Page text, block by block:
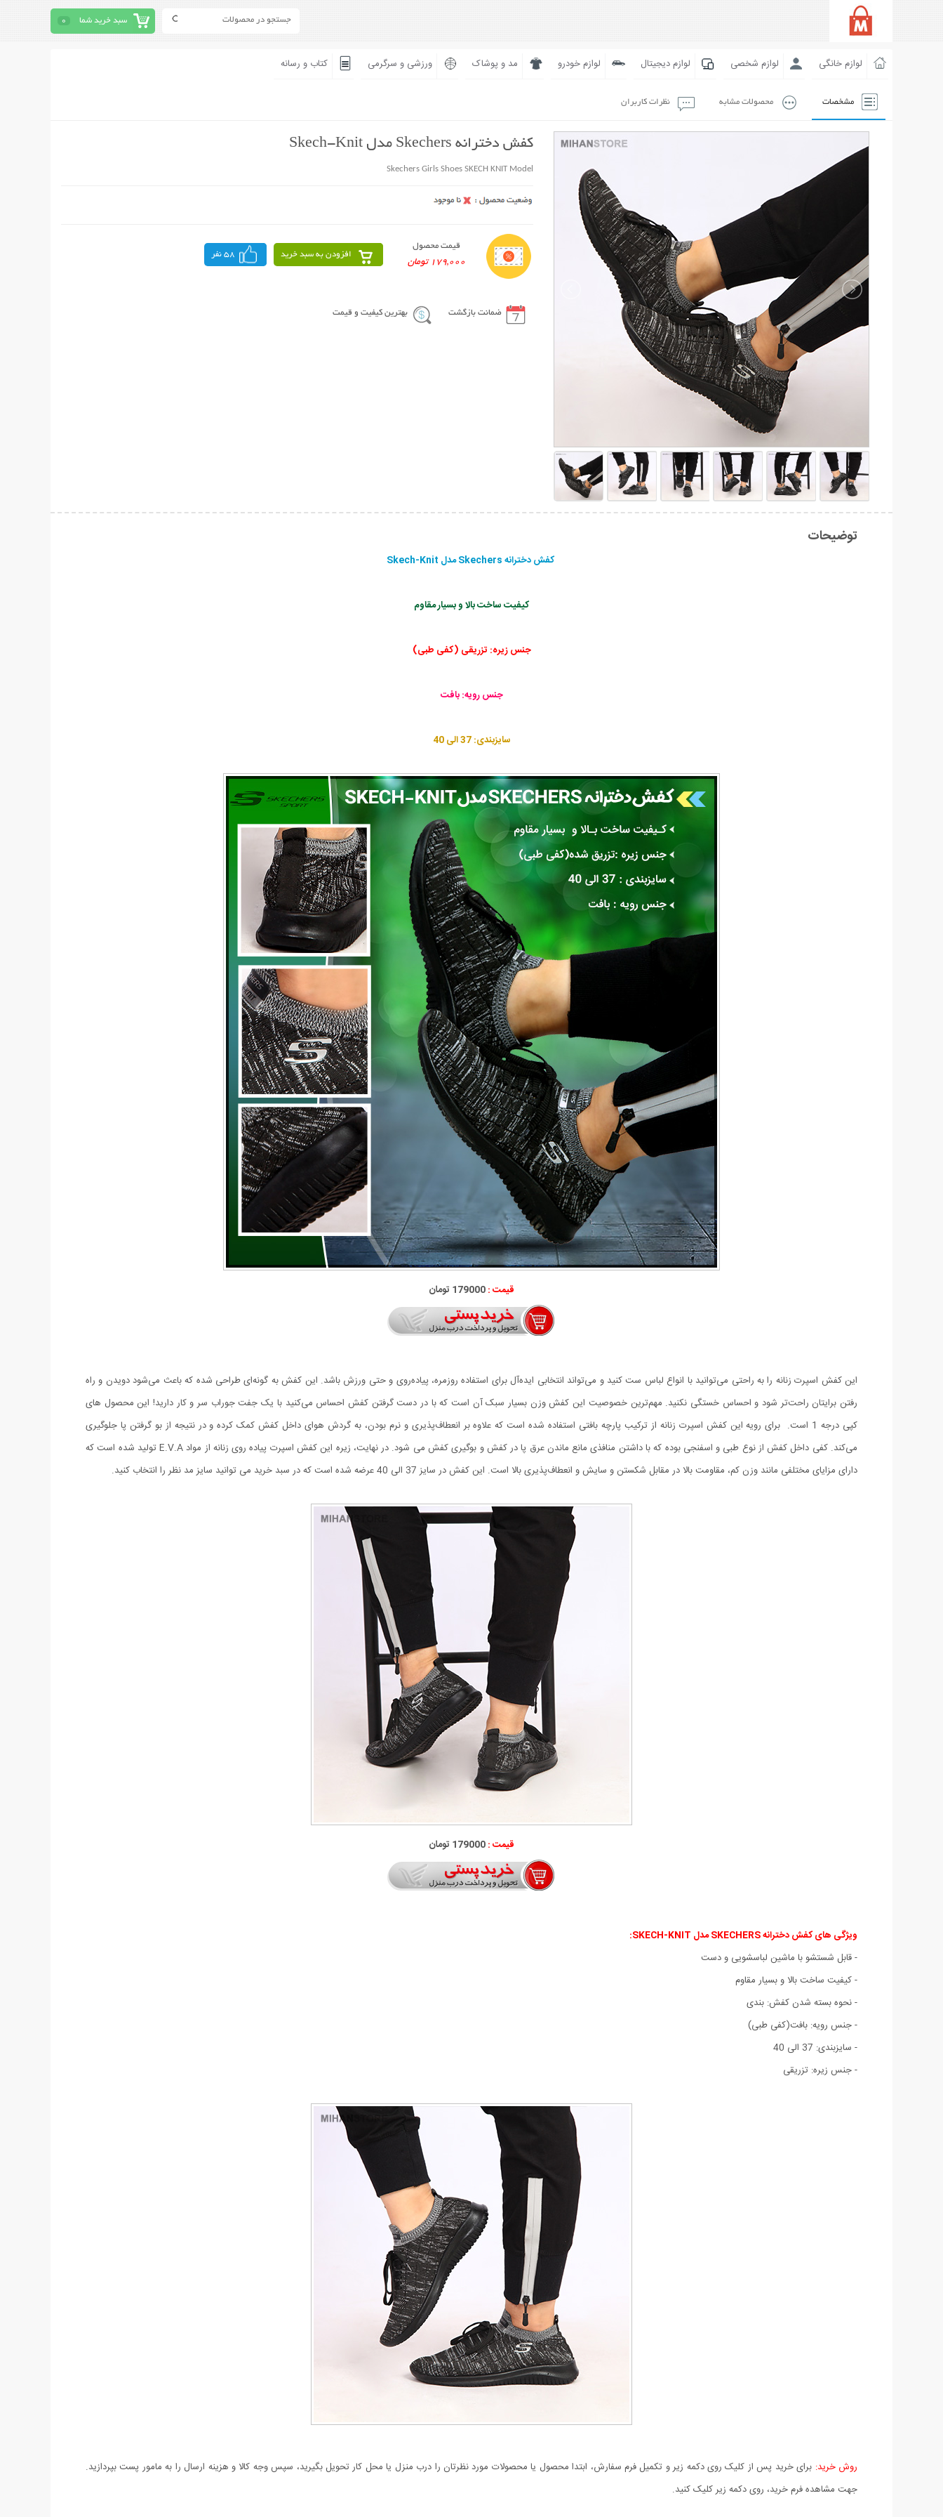
سبد خرید شما 0
لوازم خانگی لوازم شخصی لوازم دیجیتال لوازم خودرو مد و پوشاک ورزشی و سرگرمی کتاب و رسانه
مشخصات محصولات مشابه نظرات کاربران
کفش دخترانه Skechers مدل Skech-Knit
Skechers Girls Shoes SKECH KNIT Model
قیمت محصول
179,000 تومان
افزودن به سبد خرید 58 نفر
ضمانت بازگشت بهترین کیفیت و قیمت
توضیحات
کفش دخترانه Skechers مدل Skech-Knit
کیفیت ساخت بالا و بسیار مقاوم
جنس زیره: تزریقی (کفی طبی)
جنس رویه: بافت
سایزبندی: 37 الی 40
قیمت :179000 تومان
این کفش اسپرت زنانه را به راحتی می‌توانید با انواع لباس ست کنید و می‌تواند انتخابی ایده‌آل برای استفاده روزمره، پیاده‌روی و حتی ورزش باشد. این کفش به گونه‌ای طراحی شده که باعث می‌شود دویدن و راه
رفتن برایتان راحت‌تر شود و احساس خستگی نکنید. مهم‌ترین خصوصیت این کفش وزن بسیار سبک آن است که با در دست گرفتن کفش احساس می‌کنید با یک جفت جوراب سر و کار دارید! این محصول های
کپی درجه 1 است. برای رویه این کفش اسپرت زنانه از ترکیب پارچه بافتی استفاده شده است که علاوه بر انعطاف‌پذیری و نرم بودن، به گردش هوای داخل کفش کمک کرده و در نتیجه از بو گرفتن پا جلوگیری
می‌کند.
کفی داخل کفش از نوع طبی و اسفنجی بوده که با داشتن منافذی مانع ماندن عرق پا در کفش و بوگیری کفش می شود. در نهایت، زیره این کفش اسپرت پیاده روی زنانه از مواد E.V.A تولید شده است که
دارای مزایای مختلفی مانند وزن کم، مقاومت بالا در مقابل شکستن و سایش و انعطاف‌پذیری بالا است. این کفش در سایز 37 الی 40 عرضه شده است که در سبد خرید می توانید سایز مد نظر را انتخاب کنید.
قیمت :179000 تومان
ویژگی های کفش دخترانه SKECHERS مدل SKECH-KNIT:
- قابل شستشو با ماشین لباسشویی و دست
- کیفیت ساخت بالا و بسیار مقاوم
- نحوه بسته شدن کفش: بندی
- جنس رویه: بافت(کفی طبی)
- سایزبندی: 37 الی 40
- جنس زیره: تزریقی
روش خرید: برای خرید پس از کلیک روی دکمه زیر و تکمیل فرم سفارش، ابتدا محصول یا محصولات مورد نظرتان را درب منزل یا محل کار تحویل بگیرید، سپس وجه کالا و هزینه ارسال را به مامور پست بپردازید.
جهت مشاهده فرم خرید، روی دکمه زیر کلیک کنید.